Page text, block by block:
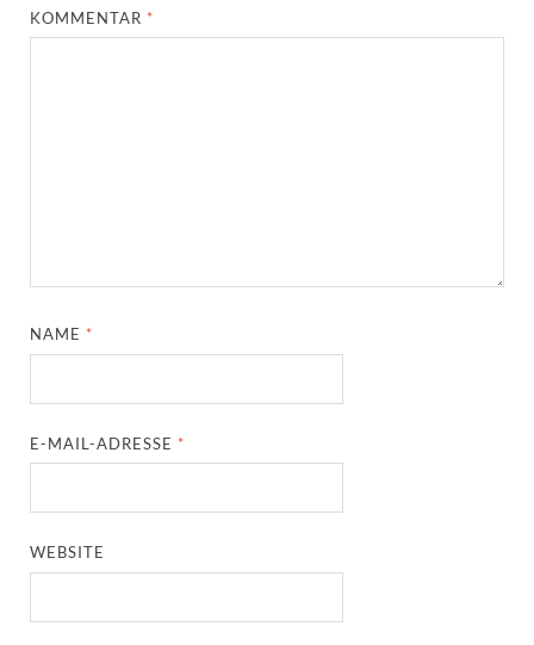
KOMMENTAR *
NAME *
E-MAIL-ADRESSE *
WEBSITE